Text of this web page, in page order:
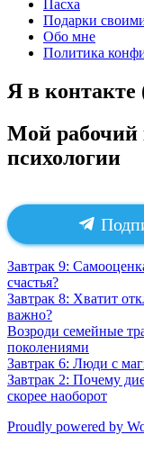
Пасха
Подарки
Обо мне
Политика
Я в контакте
Мой рабочий
психологии
Завтрак 9:
счастья?
Завтрак 8: Хватит
важно?
Возроди семейные
поколениями
Завтрак 6: Люди с
Завтрак 2: Почему
скорее наоборот
Proudly powered by